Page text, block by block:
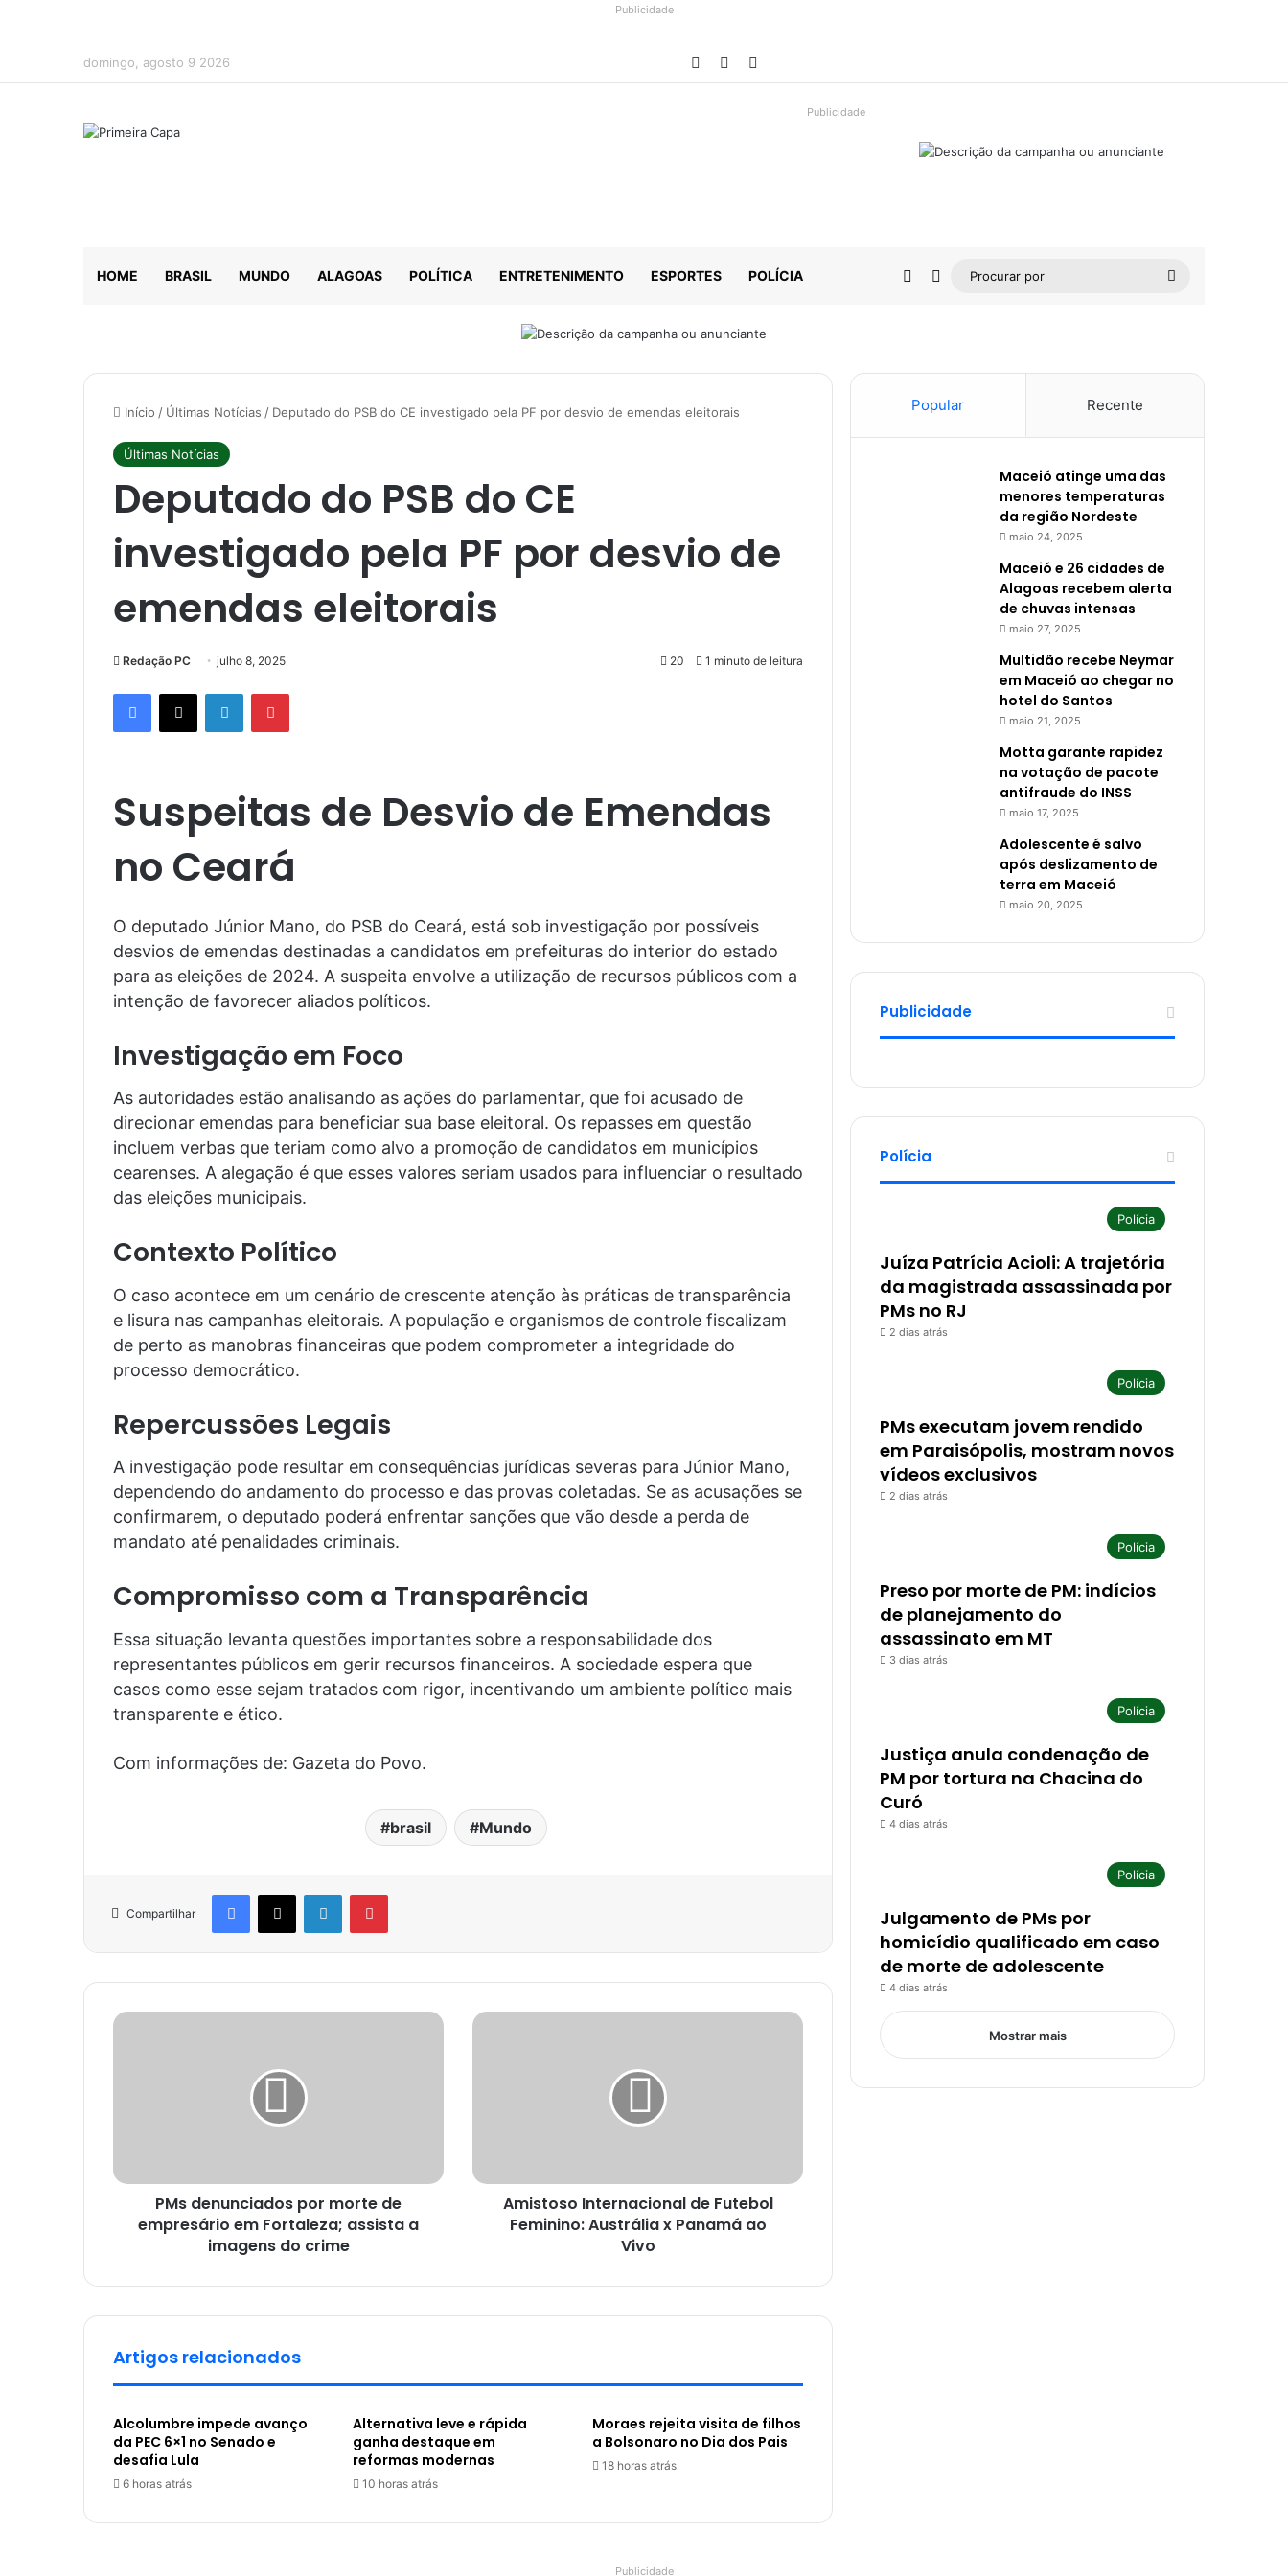
Publicidade
domingo, agosto 9 2026 Facebook
YouTube
Publicidade
HOME BRASIL MUNDO ALAGOAS POLÍTICA ENTRETENIMENTO ESPORTES POLÍCIA Barra Lateral
Switch skin
Procurar
Início / Últimas Notícias / Deputado do PSB do CE investigado pela PF por desvio de emendas eleitorais
Últimas Notícias
Deputado do PSB do CE
investigado pela PF por desvio de
emendas eleitorais
Redação PC julho 8, 2025 20 1 minuto de leitura
Facebook
X LinkedinPinterest
Suspeitas de Desvio de Emendas
no Ceará
O deputado Júnior Mano, do PSB do Ceará, está sob investigação por possíveis
desvios de emendas destinadas a candidatos em prefeituras do interior do estado
para as eleições de 2024. A suspeita envolve a utilização de recursos públicos com a
intenção de favorecer aliados políticos.
Investigação em Foco
As autoridades estão analisando as ações do parlamentar, que foi acusado de
direcionar emendas para beneficiar sua base eleitoral. Os repasses em questão
incluem verbas que teriam como alvo a promoção de candidatos em municípios
cearenses. A alegação é que esses valores seriam usados para influenciar o resultado
das eleições municipais.
Contexto Político
O caso acontece em um cenário de crescente atenção às práticas de transparência
e lisura nas campanhas eleitorais. A população e organismos de controle fiscalizam
de perto as manobras financeiras que podem comprometer a integridade do
processo democrático.
Repercussões Legais
A investigação pode resultar em consequências jurídicas severas para Júnior Mano,
dependendo do andamento do processo e das provas coletadas. Se as acusações se
confirmarem, o deputado poderá enfrentar sanções que vão desde a perda de
mandato até penalidades criminais.
Compromisso com a Transparência
Essa situação levanta questões importantes sobre a responsabilidade dos
representantes públicos em gerir recursos financeiros. A sociedade espera que
casos como esse sejam tratados com rigor, incentivando um ambiente político mais
transparente e ético.
Com informações de: Gazeta do Povo.
brasil Mundo
Compartilhar
Facebook
X LinkedinPinterest
PMs denunciados por morte de
empresário em Fortaleza; assista a
imagens do crime
Amistoso Internacional de Futebol
Feminino: Austrália x Panamá ao
Vivo
Artigos relacionados
Alcolumbre impede avanço
da PEC 6×1 no Senado e
desafia Lula
6 horas atrás
Alternativa leve e rápida
ganha destaque em
reformas modernas
10 horas atrás
Moraes rejeita visita de filhos
a Bolsonaro no Dia dos Pais
18 horas atrás
Popular Recente
Maceió atinge uma das
menores temperaturas
da região Nordeste
maio 24, 2025
Maceió e 26 cidades de
Alagoas recebem alerta
de chuvas intensas
maio 27, 2025
Multidão recebe Neymar
em Maceió ao chegar no
hotel do Santos
maio 21, 2025
Motta garante rapidez
na votação de pacote
antifraude do INSS
maio 17, 2025
Adolescente é salvo
após deslizamento de
terra em Maceió
maio 20, 2025
Publicidade
Polícia
Polícia
Juíza Patrícia Acioli: A trajetória
da magistrada assassinada por
PMs no RJ
2 dias atrás
Polícia
PMs executam jovem rendido
em Paraisópolis, mostram novos
vídeos exclusivos
2 dias atrás
Polícia
Preso por morte de PM: indícios
de planejamento do
assassinato em MT
3 dias atrás
Polícia
Justiça anula condenação de
PM por tortura na Chacina do
Curó
4 dias atrás
Polícia
Julgamento de PMs por
homicídio qualificado em caso
de morte de adolescente
4 dias atrás
Mostrar mais
Publicidade